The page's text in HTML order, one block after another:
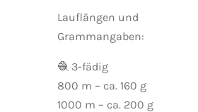
Lauflängen und
Grammangaben:
🧶 3-fädig
800 m – ca. 160 g
1000 m – ca. 200 g